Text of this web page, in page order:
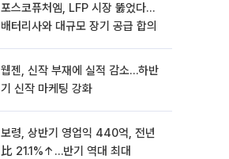
포스코퓨처엠, LFP 시장 뚫었다…
배터리사와 대규모 장기 공급 합의
웹젠, 신작 부재에 실적 감소…하반
기 신작 마케팅 강화
보령, 상반기 영업익 440억, 전년
比 21.1%↑…반기 역대 최대